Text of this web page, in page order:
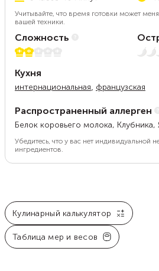
Учитывайте, что время готовки может
вашей техники.
Сложность
2 из 5
Нет
Кухня
интернациональная, французская
Распространенный аллерген
Белок коровьего молока, Клубника,
Убедитесь, что у вас нет индивидуальной
ингредиентов.
Кулинарный калькулятор
Таблица мер и весов